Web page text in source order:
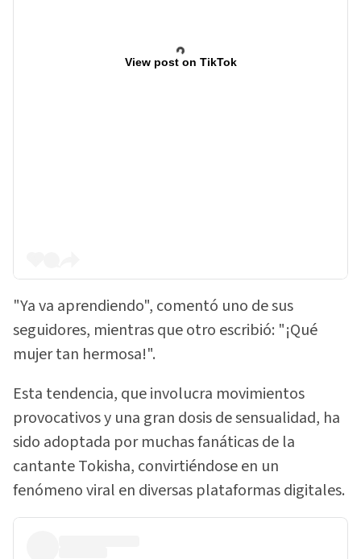
View post on TikTok
"Ya va aprendiendo", comentó uno de sus
seguidores, mientras que otro escribió: "¡Qué
mujer tan hermosa!".
Esta tendencia, que involucra movimientos
provocativos y una gran dosis de sensualidad, ha
sido adoptada por muchas fanáticas de la
cantante Tokisha, convirtiéndose en un
fenómeno viral en diversas plataformas digitales.